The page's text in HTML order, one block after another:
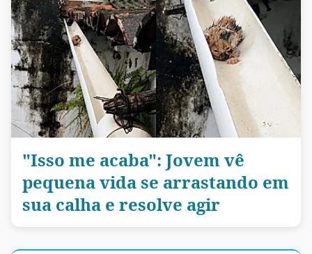
"Isso me acaba": Jovem vê
pequena vida se arrastando em
sua calha e resolve agir